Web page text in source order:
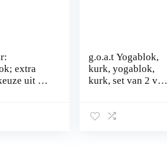
extra
uit 5
g.o.a.t Yogablok,
kurk, yogablok,
kurk, set van 2 van
14 cm x 23 cm),